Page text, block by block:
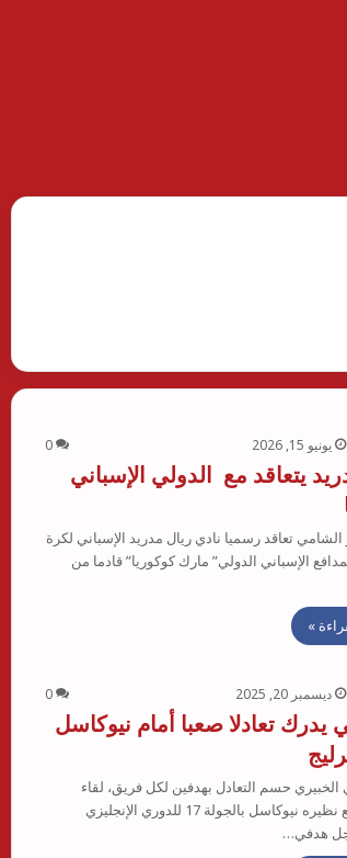
يونيو 15, 2026 0
يتعاقد مع الدولي الإسباني
تعاقد رسميا نادي ريال مدريد الإسباني لكرة
الإسباني الدولي” مارك كوكوريا” قادما من
»
ديسمبر 20, 2025 0
تعادلا صعبا أمام نيوكاسل
حسم التعادل بهدفين لكل فريق، لقاء
تشيلسي مع نظيره نيوكاسل بالجولة 17 للدوري الإنجليزي
هدفي…